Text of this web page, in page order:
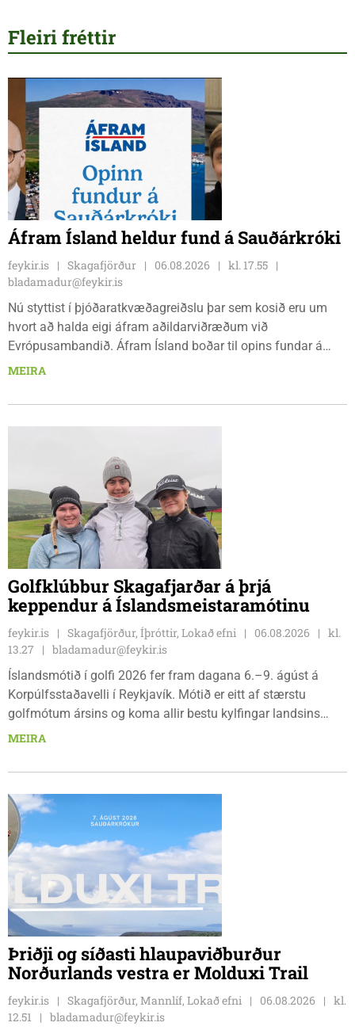
Fleiri fréttir
Áfram Ísland heldur fund á Sauðárkróki
feykir.is Skagafjörður 06.08.2026
kl. 17.55
bladamadur@feykir.is
Nú styttist í þjóðaratkvæðagreiðslu þar sem kosið eru um
hvort að halda eigi áfram aðildarviðræðum við
Evrópusambandið. Áfram Ísland boðar til opins fundar á
Frímúrarasalnum Borgarmýri 1 á Sauðarkróki, laugardaginn
nauðsynleg.
MEIRA
Golfklúbbur Skagafjarðar á þrjá
keppendur á Íslandsmeistaramótinu
feykir.is Skagafjörður, Íþróttir, Lokað efni 06.08.2026
kl.
13.27
bladamadur@feykir.is
Íslandsmótið í golfi 2026 fer fram dagana 6.–9. ágúst á
Korpúlfsstaðavelli í Reykjavík. Mótið er eitt af stærstu
golfmótum ársins og koma allir bestu kylfingar landsins
saman til að sýna hæfileika sína. Golfklúbbur Skagafjarðar
Dagbjörtu Sísí Einarsdóttur, sem er nýkrýndur klúbbmeistari
MEIRA
Þriðji og síðasti hlaupaviðburður
Norðurlands vestra er Molduxi Trail
feykir.is Skagafjörður, Mannlíf, Lokað efni 06.08.2026
kl.
12.51
bladamadur@feykir.is